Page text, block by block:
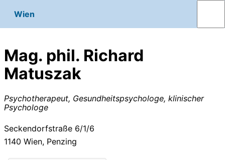
Wien
Mag. phil. Richard
Matuszak
Psychotherapeut, Gesundheitspsychologe, klinischer
Psychologe
Seckendorfstraße 6/1/6
1140 Wien, Penzing